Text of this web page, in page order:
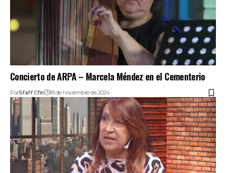
Concierto de ARPA – Marcela Méndez en el Cementerio
PorSfaff Cfin 18 de noviembre de 2024